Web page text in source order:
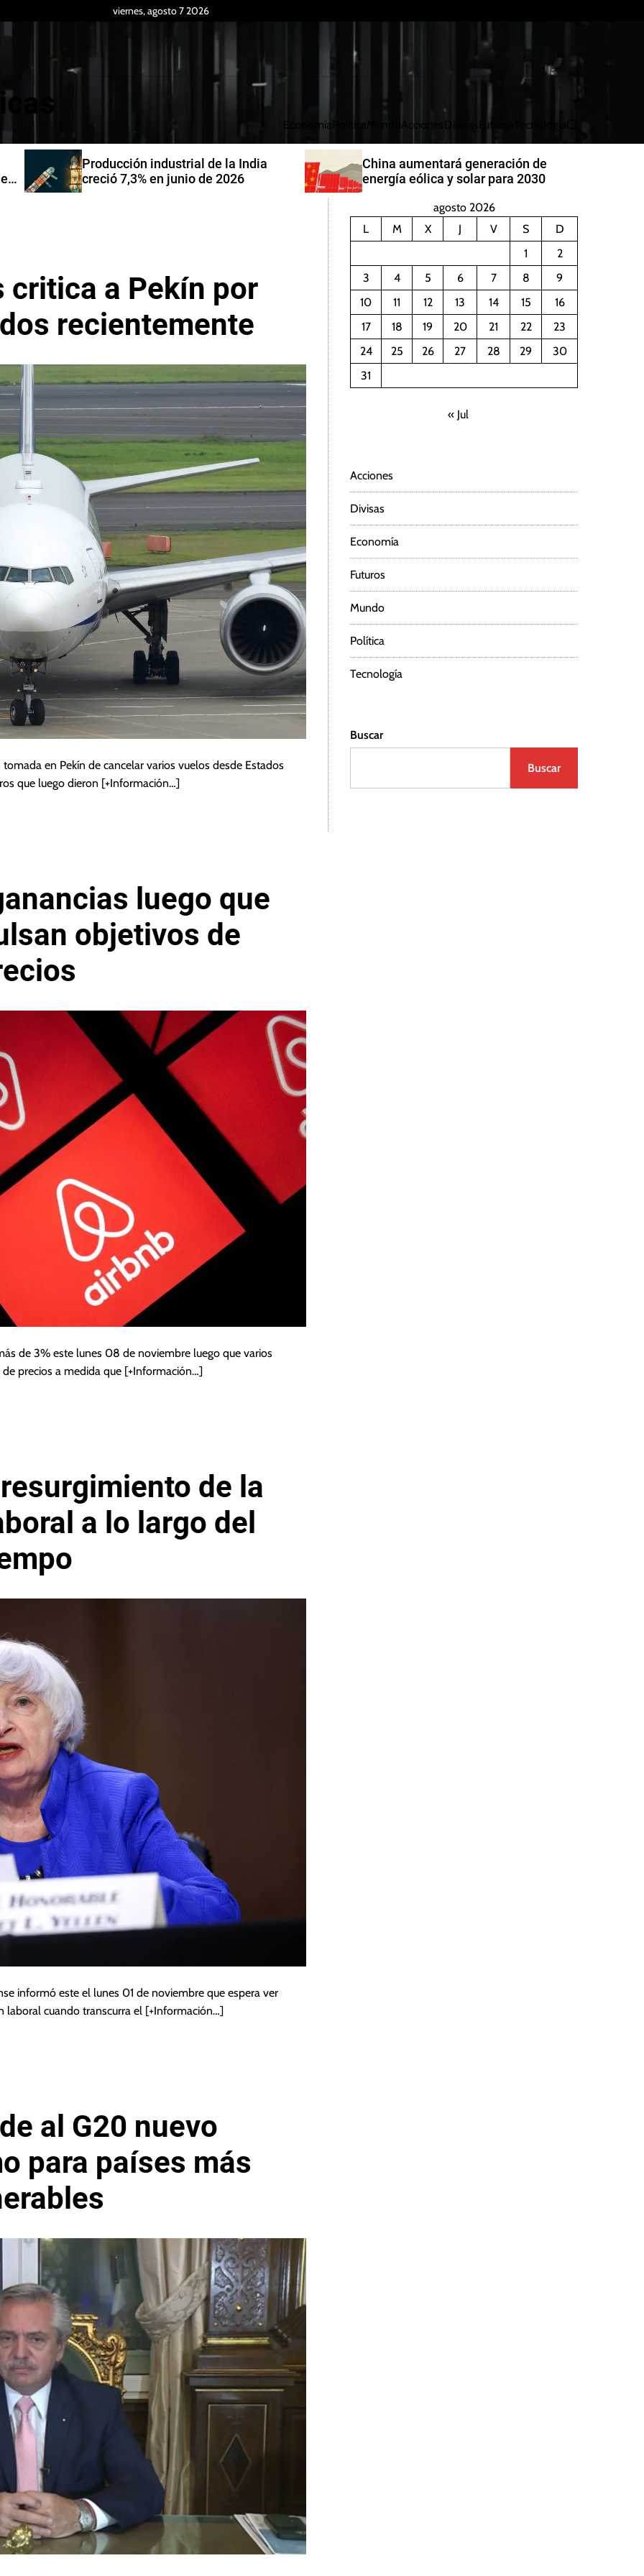
viernes, agosto 7 2026
Economía Política Acciones Divisas Futuros Tecnología
u
Producción industrial de la India
creció 7,3% en junio de 2026
China aumentará generación de
energía eólica y solar para 2030
critica a Pekín por
recientemente
en Pekín de cancelar varios vuelos desde Estados
que luego dieron [+Información…]
luego que
objetivos de
de 3% este lunes 08 de noviembre luego que varios
precios a medida que [+Información…]
de la
a lo largo del
informó este el lunes 01 de noviembre que espera ver
laboral cuando transcurra el [+Información…]
al G20 nuevo
para países más
agosto 2026
L
M X J V S
D
1
2
3
4 5 6 7 8
9
10
11 12 13 14 15
16
17
18 19 20 21 22
23
24
25 26 27 28 29
30
31
« Jul
Acciones
Divisas
Economía
Futuros
Mundo
Política
Tecnología
Buscar
Buscar